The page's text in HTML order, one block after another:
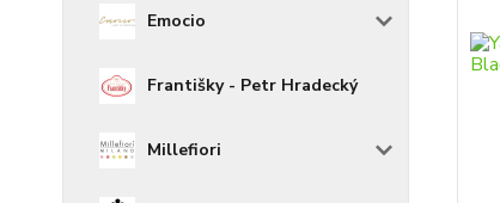
Emocio
Františky - Petr Hradecký
Millefiori